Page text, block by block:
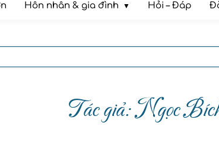
Hôn nhân & gia đình Hỏi – Đáp
Tác giả: Ngọc